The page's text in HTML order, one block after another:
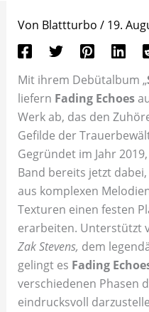
Von Blattturbo / 19.
Mit ihrem Debütalbum „
liefern Fading Echoes
Werk ab, das den
Gefilde der
Gegründet im Jahr
Band bereits jetzt
aus komplexen
Texturen einen festen
erarbeiten. Unterstützt
Zak Stevens, dem
gelingt es Fading
verschiedenen Phasen
eindrucksvoll